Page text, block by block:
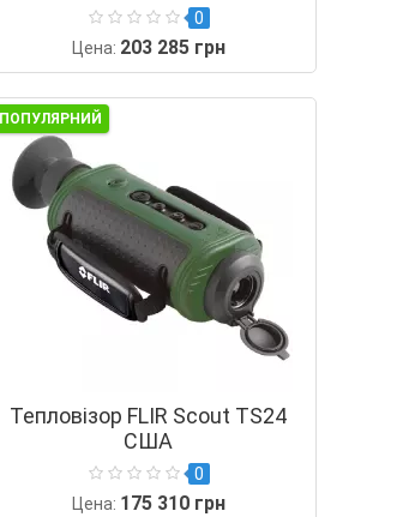
0
Цена: 203 285 грн
ПОПУЛЯРНИЙ
Тепловізор FLIR Scout TS24
США
0
Цена: 175 310 грн